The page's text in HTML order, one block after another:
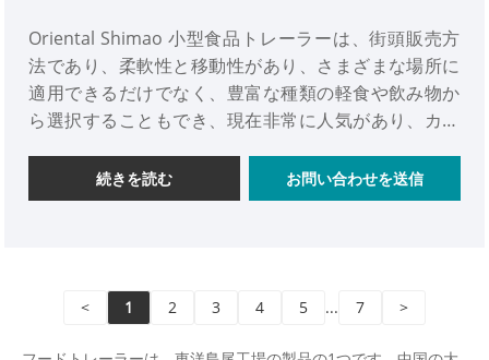
Oriental Shimao 小型食品トレーラーは、街頭販売方
法であり、柔軟性と移動性があり、さまざまな場所に
適用できるだけでなく、豊富な種類の軽食や飲み物か
ら選択することもでき、現在非常に人気があり、カス
続きを読む お問い合わせを送信
< 1 2 3 4 5 ... 7 >